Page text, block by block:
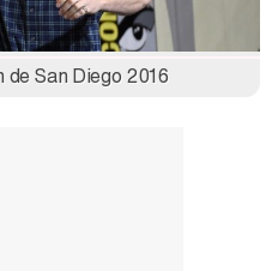
San Diego 2016